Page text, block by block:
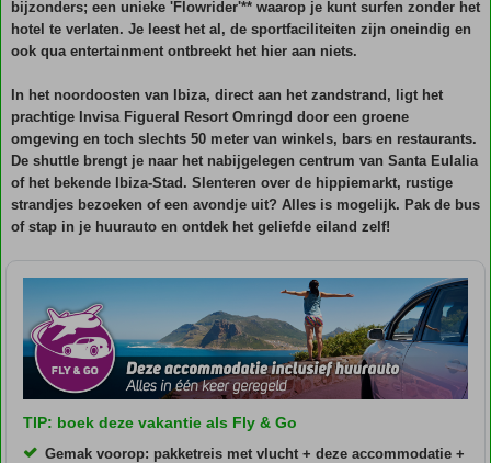
bijzonders; een unieke 'Flowrider'** waarop je kunt surfen zonder het
hotel te verlaten. Je leest het al, de sportfaciliteiten zijn oneindig en
ook qua entertainment ontbreekt het hier aan niets.
In het noordoosten van Ibiza, direct aan het zandstrand, ligt het
prachtige Invisa Figueral Resort Omringd door een groene
omgeving en toch slechts 50 meter van winkels, bars en restaurants.
De shuttle brengt je naar het nabijgelegen centrum van Santa Eulalia
of het bekende Ibiza-Stad. Slenteren over de hippiemarkt, rustige
strandjes bezoeken of een avondje uit? Alles is mogelijk. Pak de bus
of stap in je huurauto en ontdek het geliefde eiland zelf!
TIP: boek deze vakantie als Fly & Go
Gemak voorop: pakketreis met vlucht + deze accommodatie +